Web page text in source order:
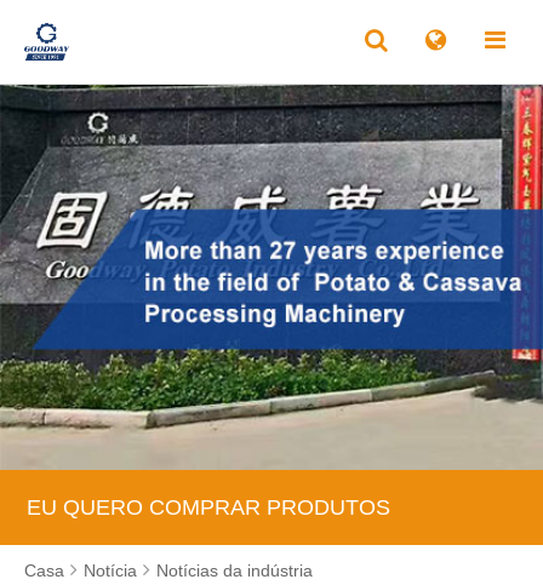
EU QUERO COMPRAR PRODUTOS
Casa Notícia
Notícias da indústria